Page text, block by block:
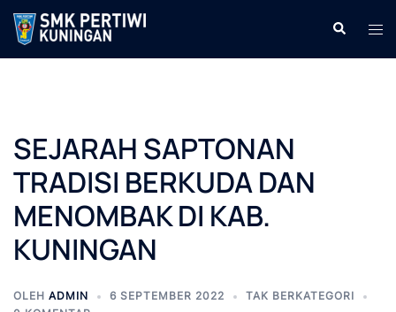
Langsung
isi
Cari
SEJARAH SAPTONAN
TRADISI BERKUDA DAN
MENOMBAK DI KAB.
KUNINGAN
OLEH ADMIN 6 SEPTEMBER 2022
TAK BERKATEGORI